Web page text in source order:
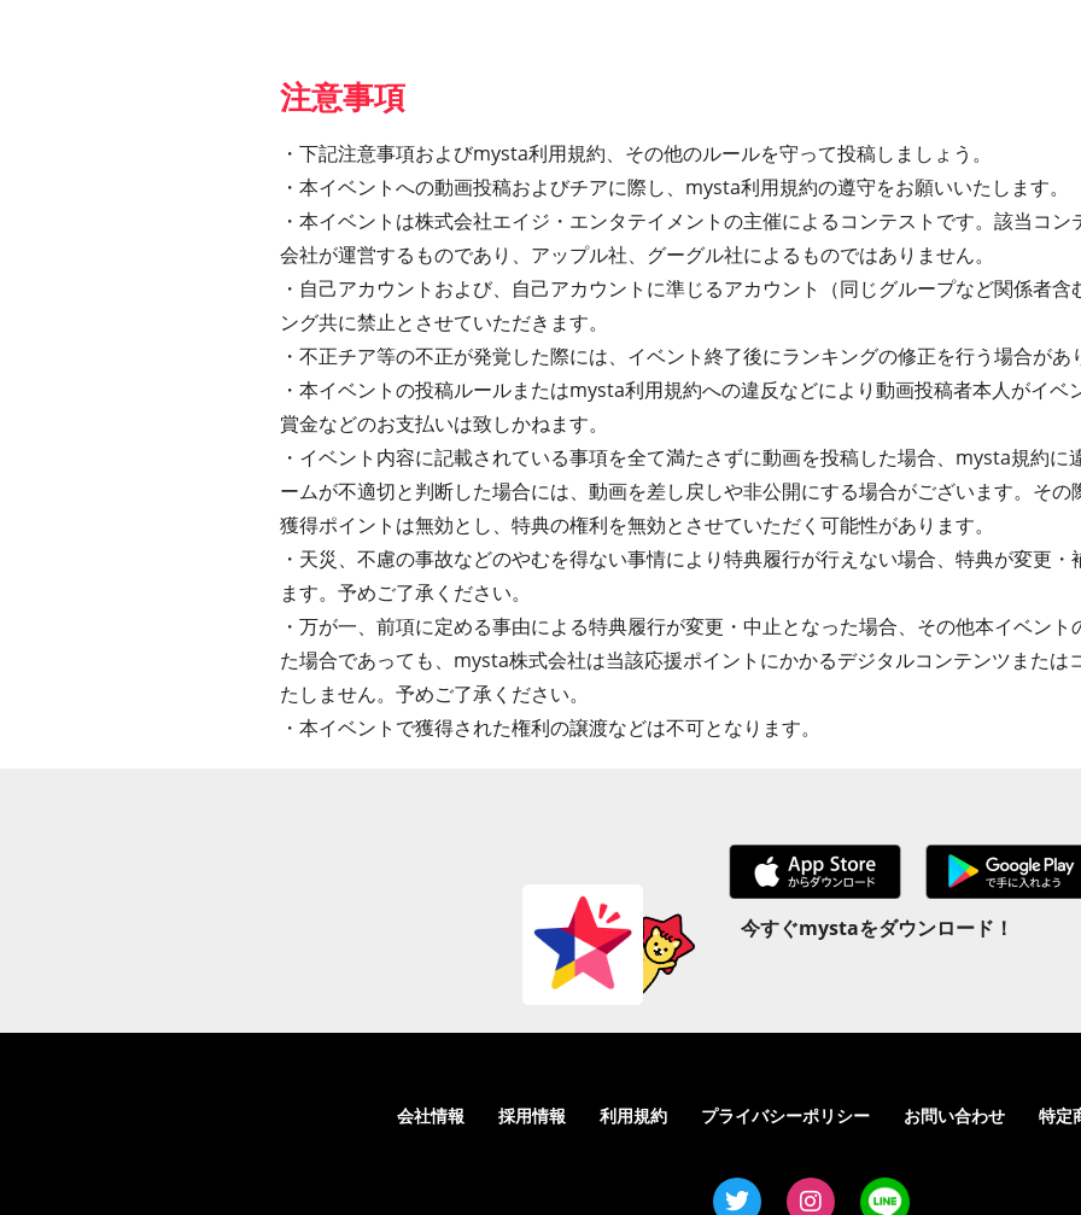
注意事項
・下記注意事項およびmysta利用規約、その他のルールを守って投稿しましょう。
・本イベントへの動画投稿およびチアに際し、mysta利用規約の遵守をお願いいたします。
・本イベントは株式会社エイジ・エンタテイメントの主催によるコンテストです。該当コ
会社が運営するものであり、アップル社、グーグル社によるものではありません。
・自己アカウントおよび、自己アカウントに準じるアカウント（同じグループなど関係者
ング共に禁止とさせていただきます。
・不正チア等の不正が発覚した際には、イベント終了後にランキングの修正を行う場合があ
・本イベントの投稿ルールまたはmysta利用規約への違反などにより動画投稿者本人がイベ
賞金などのお支払いは致しかねます。
・イベント内容に記載されている事項を全て満たさずに動画を投稿した場合、mysta規約
ームが不適切と判断した場合には、動画を差し戻しや非公開にする場合がございます。そ
獲得ポイントは無効とし、特典の権利を無効とさせていただく可能性があります。
・天災、不慮の事故などのやむを得ない事情により特典履行が行えない場合、特典が変更
ます。予めご了承ください。
・万が一、前項に定める事由による特典履行が変更・中止となった場合、その他本イベン
た場合であっても、mysta株式会社は当該応援ポイントにかかるデジタルコンテンツまたは
たしません。予めご了承ください。
・本イベントで獲得された権利の譲渡などは不可となります。
今すぐmystaをダウンロード！
会社情報 採用情報 利用規約 プライバシーポリシー お問い合わせ 特定